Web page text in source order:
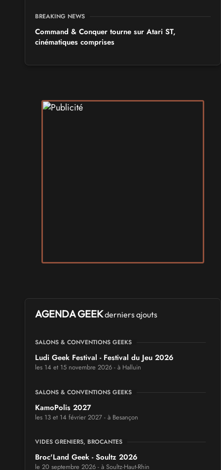
BREAKING NEWS
Command & Conquer tourne sur Atari ST,
cinématiques comprises
AGENDA GEEKderniers ajouts
SALONS & CONVENTIONS GEEKS
Ludi Geek Festival - Festival du Jeu 2026
les 14 et 15 novembre 2026 - à Halluin
SALONS & CONVENTIONS GEEKS
KamoPolis 2027
les 13 et 14 février 2027 - à Besançon
VIDES GRENIERS, BROCANTES
Broc'Land Geek - Soultz 2026
le 20 septembre 2026 - à Soultz-Haut-Rhin